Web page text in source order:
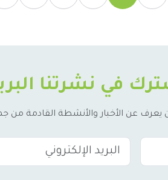
جودة الرعاية الصحية المقدمة لهم.
في نشرتنا
يعرف عن الأخبار والأنشطة القادمة من